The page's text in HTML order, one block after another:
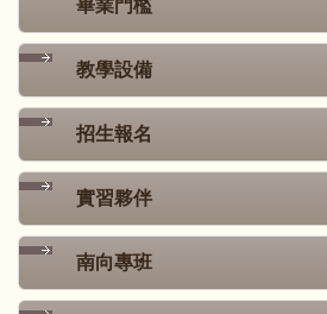
畢業門檻
教學設備
招生報名
實習夥伴
南向專班